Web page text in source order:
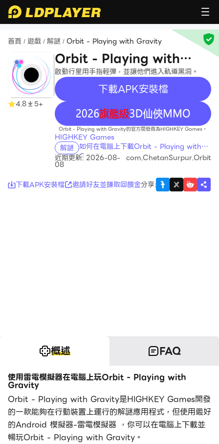
首頁 / 遊戲 / 解謎 / Orbit - Playing with Gravity
4.8 5+
Orbit - Playing with
Gravity
啟動行星用手指輕彈，並讓他們進入軌道黑洞。
下載APK安裝檔
recommend
Orbit - Playing with Gravity的官方開發商為HIGHKEY Games。
HIGHKEY Games
解謎 如何在電腦上下載Orbit - Playing with
Gravity
近期更新: 2026-08-
08
com.ChetanSurpur.Orbit
下載APK安裝檔 邀請好友並賺取回饋金分享:
概述 FAQ
使用雷電模擬器在電腦上玩Orbit - Playing with
Gravity
Orbit - Playing with Gravity是HIGHKEY Games開發
的一款能夠在行動裝置上運行的解謎應用程式，但使用最好
的Android 模擬器-雷電模擬器 ，你可以在電腦上下載並
暢玩Orbit - Playing with Gravity。